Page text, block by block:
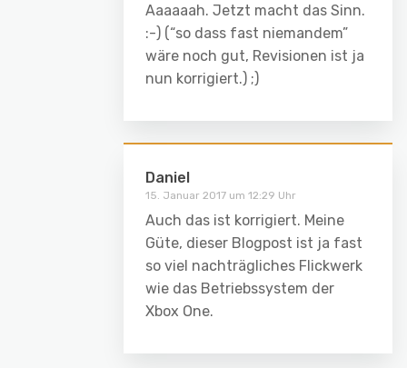
Aaaaaah. Jetzt macht das Sinn.
:-) (“so dass fast niemandem”
wäre noch gut, Revisionen ist ja
nun korrigiert.) ;)
Daniel
15. Januar 2017 um 12:29 Uhr
Auch das ist korrigiert. Meine
Güte, dieser Blogpost ist ja fast
so viel nachträgliches Flickwerk
wie das Betriebssystem der
Xbox One.